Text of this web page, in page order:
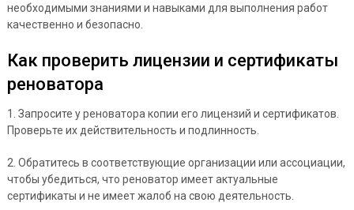
необходимыми знаниями и навыками для выполнения работ
качественно и безопасно.
Как проверить лицензии и сертификаты
реноватора
1. Запросите у реноватора копии его лицензий и сертификатов.
Проверьте их действительность и подлинность.
2. Обратитесь в соответствующие организации или ассоциации,
чтобы убедиться, что реноватор имеет актуальные
сертификаты и не имеет жалоб на свою деятельность.